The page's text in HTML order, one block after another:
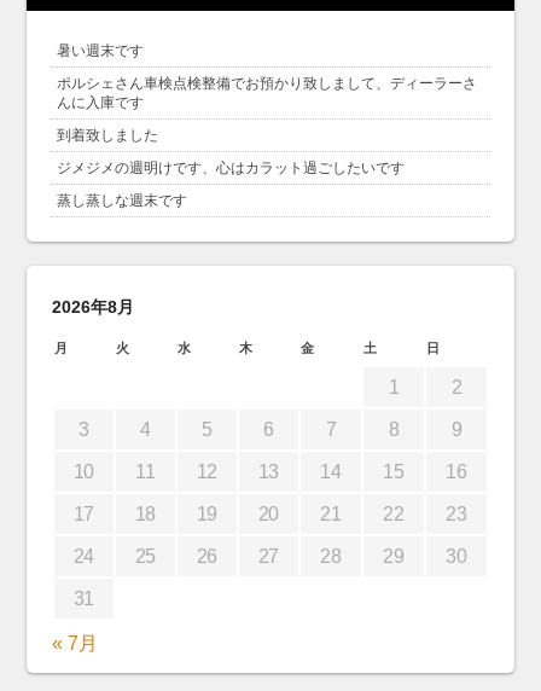
暑い週末です
ポルシェさん車検点検整備でお預かり致しまして、ディーラーさ
んに入庫です
到着致しました
ジメジメの週明けです、心はカラット過ごしたいです
蒸し蒸しな週末です
2026年8月
月 火 水 木 金 土 日
1 2
3 4 5 6 7 8 9
10 11 12 13 14 15 16
17 18 19 20 21 22 23
24 25 26 27 28 29 30
31
« 7月